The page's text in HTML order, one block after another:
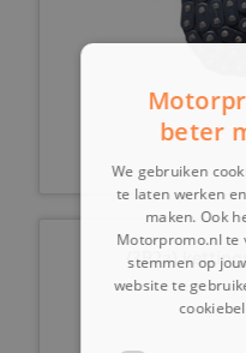
(3B2a)
beter
We gebruiken
te laten werken
maken. Ook
Motorpromo.nl te
stemmen op
website te